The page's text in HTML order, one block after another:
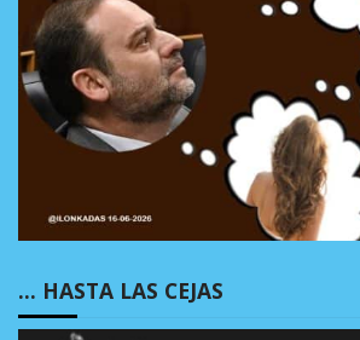
… HASTA LAS CEJAS